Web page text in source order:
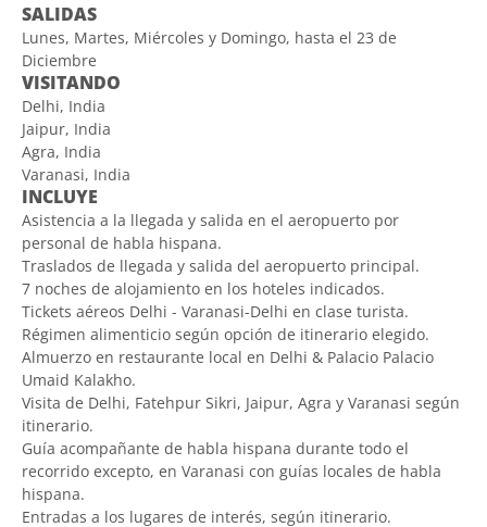
SALIDAS
Lunes, Martes, Miércoles y Domingo, hasta el 23 de
Diciembre
VISITANDO
Delhi, India
Jaipur, India
Agra, India
Varanasi, India
INCLUYE
Asistencia a la llegada y salida en el aeropuerto por
personal de habla hispana.
Traslados de llegada y salida del aeropuerto principal.
7 noches de alojamiento en los hoteles indicados.
Tickets aéreos Delhi - Varanasi-Delhi en clase turista.
Régimen alimenticio según opción de itinerario elegido.
Almuerzo en restaurante local en Delhi & Palacio Palacio
Umaid Kalakho.
Visita de Delhi, Fatehpur Sikri, Jaipur, Agra y Varanasi según
itinerario.
Guía acompañante de habla hispana durante todo el
recorrido excepto, en Varanasi con guías locales de habla
hispana.
Entradas a los lugares de interés, según itinerario.